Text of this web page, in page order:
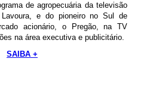
de agropecuária da televisão
e do pioneiro no Sul de
acionário, o Pregão, na TV
na área executiva e publicitário.
SAIBA +